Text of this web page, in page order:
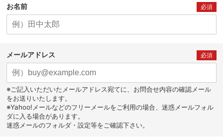
お名前 必須
メールアドレス 必須
※ご記入いただいたメールアドレス宛てに、お問合せ内容の確認メール
をお送りいたします。
※Yahoo!メールなどのフリーメールをご利用の場合、迷惑メールフォル
ダに入る場合があります。
迷惑メールのフォルダ・設定等をご確認下さい。